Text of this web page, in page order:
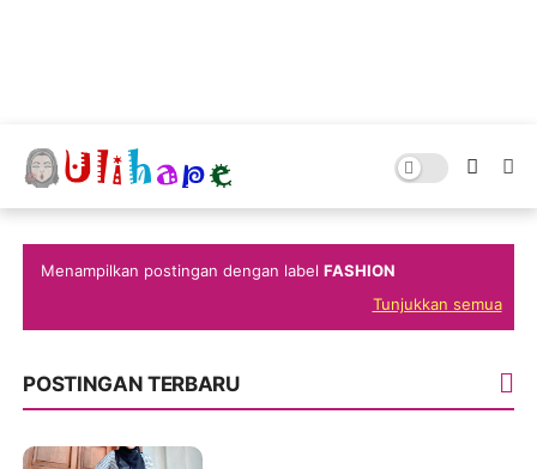
Menampilkan postingan dengan labelFASHION
Tunjukkan semua
POSTINGAN TERBARU